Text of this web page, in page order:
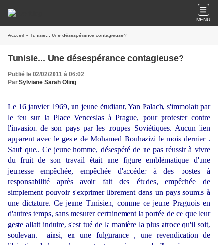
MENU
Accueil » Tunisie... Une désespérance contagieuse?
Tunisie... Une désespérance contagieuse?
Publié le 02/02/2011 à 06:02
Par Sylviane Sarah Oling
Le 16 janvier 1969, un jeune étudiant, Yan Palach, s'immolait par
le feu sur la Place Venceslas à Prague, pour protester contre
l'invasion de son pays par les troupes Soviétiques. Aucun lien
apparent avec le geste de Mohamed Bouhazizi le mois dernier .
Sauf que.. Ce jeune homme, désespéré de ne pas réussir à vivre
du fruit de son travail était une figure emblématique d'une
jeunesse empêchée, empêchée d'accéder à des postes à
responsabilité après avoir fait des études, empêchée de
simplement pouvoir s'exprimer librement dans un pays soumis à
une dictature. Ce jeune Tunisien, comme ce jeune Praguois en
d'autres temps, sans mesurer certainement la portée de ce que leur
geste allait induire, s'est tué de la manière la plus atroce qu'il soit,
soulevant ainsi, en une fulgurance , une revendication de